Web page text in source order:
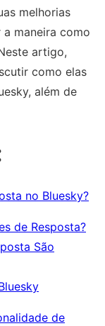
melhorias
maneira como
artigo,
como elas
além de
no Bluesky?
de Resposta?
São
de